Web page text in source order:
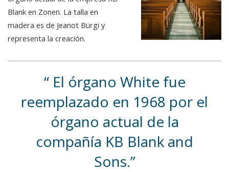
Blank en Zonen. La talla en
madera es de Jeanot Bürgi y
representa la creación.
El órgano White fue
reemplazado en 1968 por el
órgano actual de la
compañía KB Blank and
Sons.